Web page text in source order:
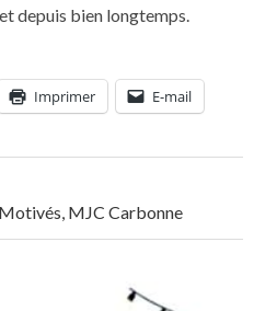
depuis bien longtemps.
Imprimer E-mail
, MJC Carbonne